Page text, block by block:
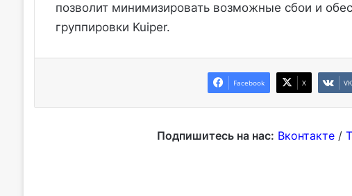
позволит минимизировать возможные сбои и
группировки Kuiper.
Facebook X
Подпишитесь на нас: Вконтакте/